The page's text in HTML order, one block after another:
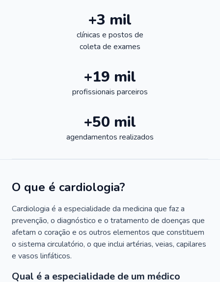
+3 mil
clínicas e postos de
coleta de exames
+19 mil
profissionais parceiros
+50 mil
agendamentos realizados
O que é cardiologia?
Cardiologia é a especialidade da medicina que faz a
prevenção, o diagnóstico e o tratamento de doenças que
afetam o coração e os outros elementos que constituem
o sistema circulatório, o que inclui artérias, veias, capilares
e vasos linfáticos.
Qual é a especialidade de um médico